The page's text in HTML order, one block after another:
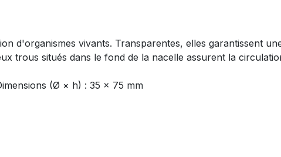
d'organismes vivants. Transparentes, elles garantissent
trous situés dans le fond de la nacelle assurent la
(Ø × h) : 35 × 75 mm